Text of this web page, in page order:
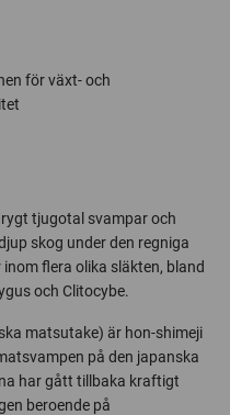
för växt- och
tjugotal svampar och
skog under den regniga
flera olika släkten, bland
och Clitocybe.
matsutake) är hon-shimeji
på den japanska
har gått tillbaka kraftigt
beroende på